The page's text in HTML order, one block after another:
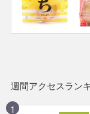
週間アクセスラン